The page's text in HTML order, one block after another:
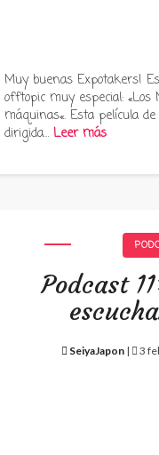
Muy buenas Expotakers!
offtopic muy especial: «Los
máquinas«. Esta película
dirigida…Leer más
Podcast
SeiyaJapon | 3